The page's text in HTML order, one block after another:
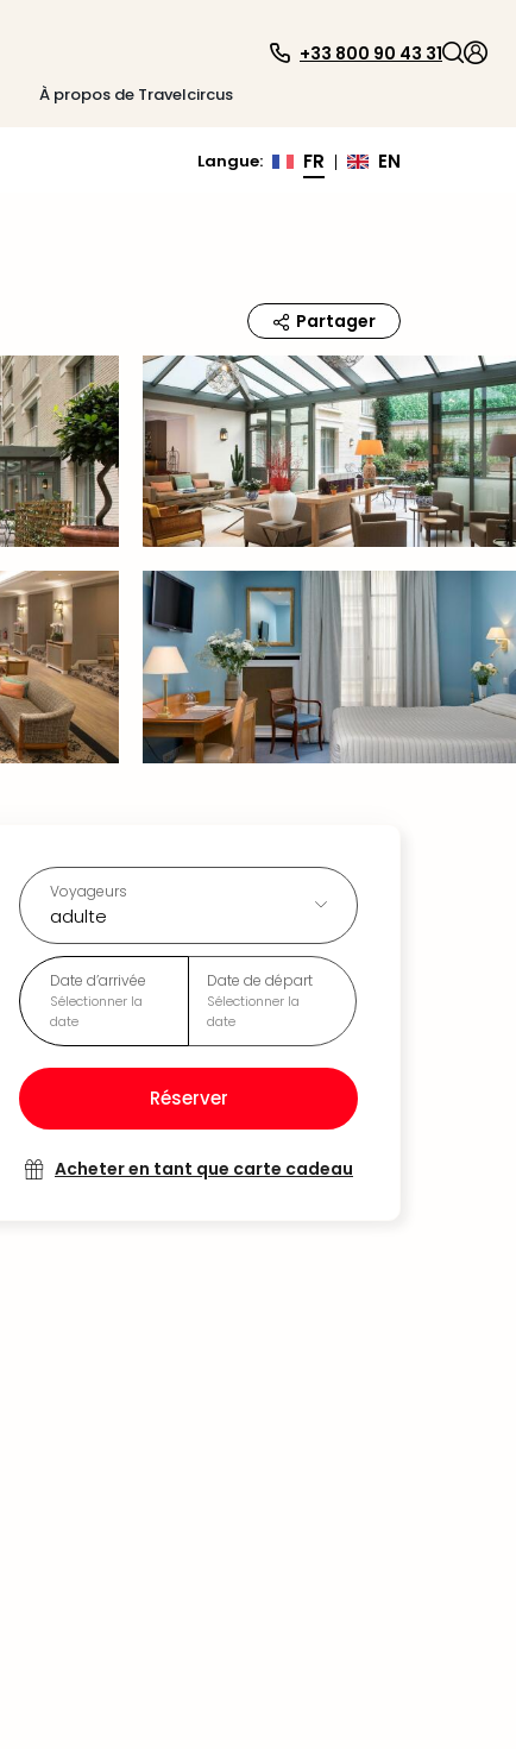
À propos de Travelcircus
+33 800 90 43 31
Langue: FR | EN
Partager
Voyageurs
adulte
Date d’arrivée
Sélectionner la
date
Date de départ
Sélectionner la
date
Réserver
Acheter en tant que carte cadeau